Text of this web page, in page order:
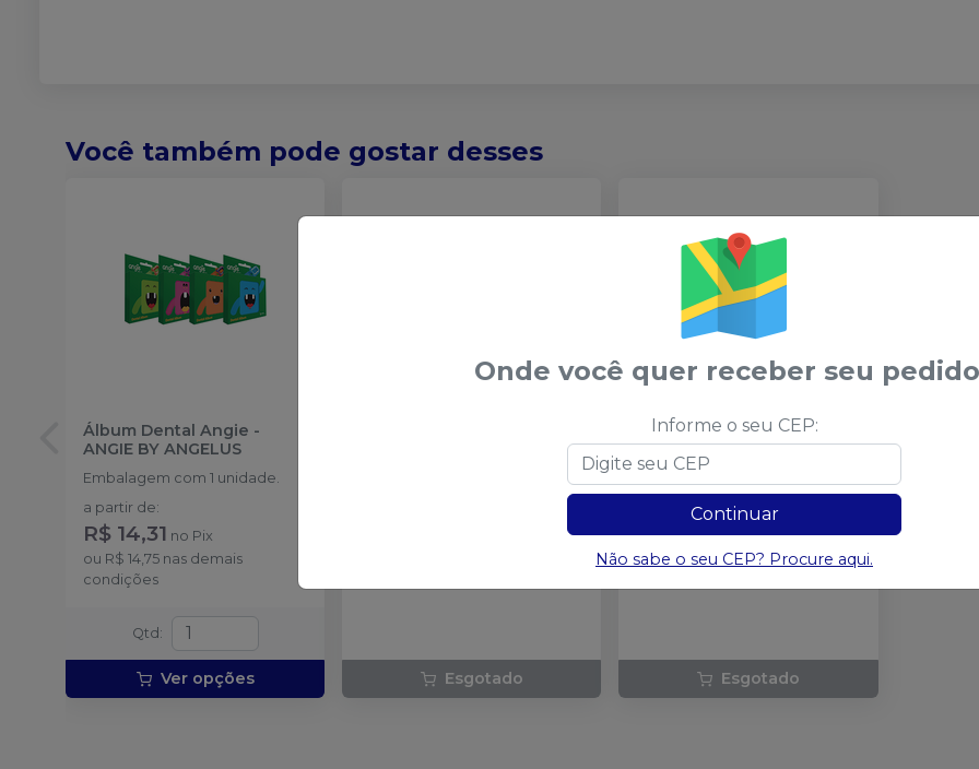
Você também pode gostar desses
Álbum Dental Angie -
ANGIE BY ANGELUS
Embalagem com 1 unidade.
a partir de:
R$ 14,31 no Pix
ou R$ 14,75 nas demais
condições
Qtd :
Ver opções
Embalagem com 1 luva rosa, 2
Esgotado
Cobertura para Seringa
ANGIE BY ANGELUS
Esgotado
Onde você quer receber seu
Informe o seu CEP:
Continuar
Não sabe o seu CEP? Procure aqui.